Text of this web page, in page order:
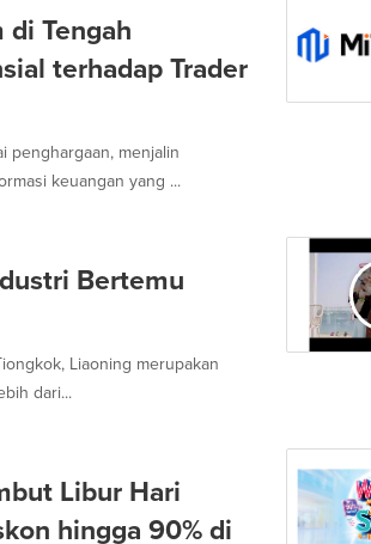
Tengah
terhadap Trader
penghargaan, menjalin
keuangan yang ...
Bertemu
Liaoning merupakan
dari...
Libur Hari
hingga 90% di